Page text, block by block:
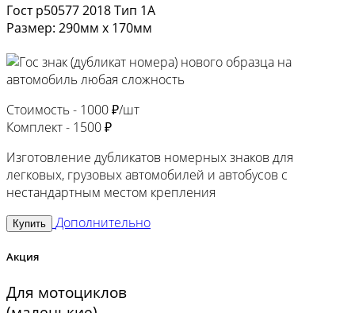
Гост р50577 2018 Тип 1А
Размер: 290мм х 170мм
Стоимость - 1000 ₽/шт
Комплект - 1500 ₽
Изготовление дубликатов номерных знаков для
легковых, грузовых автомобилей и автобусов с
нестандартным местом крепления
Купить Дополнительно
Акция
Для мотоциклов